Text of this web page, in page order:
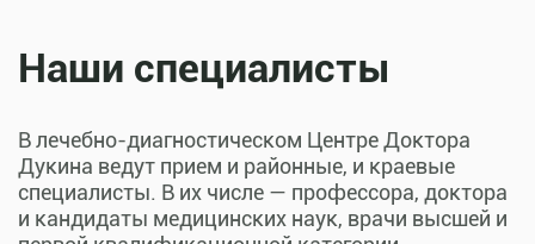
Наши специалисты
В лечебно-диагностическом Центре Доктора
Дукина ведут прием и районные, и краевые
специалисты. В их числе — профессора, доктора
и кандидаты медицинских наук, врачи высшей и